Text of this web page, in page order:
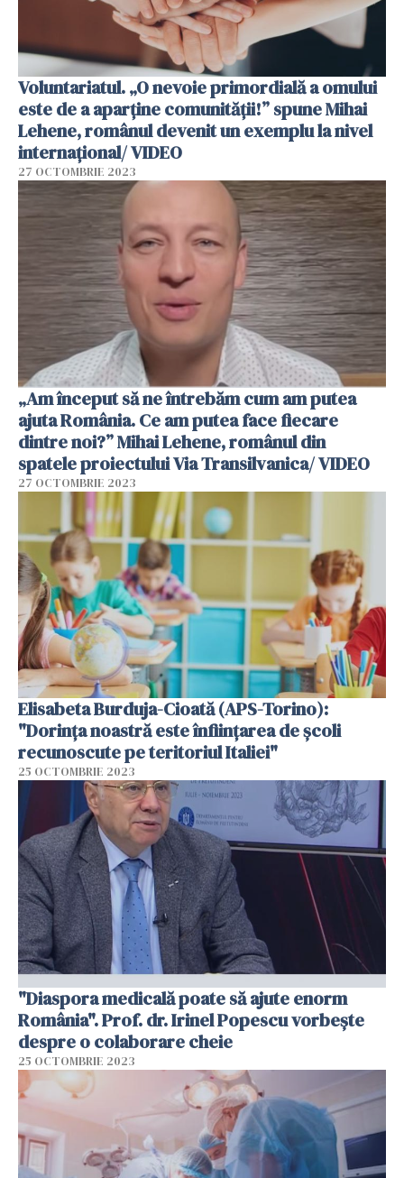
Voluntariatul. „O nevoie primordială a omului
este de a aparține comunității!” spune Mihai
Lehene, românul devenit un exemplu la nivel
internațional/ VIDEO
27 OCTOMBRIE 2023
„Am început să ne întrebăm cum am putea
ajuta România. Ce am putea face fiecare
dintre noi?” Mihai Lehene, românul din
spatele proiectului Via Transilvanica/ VIDEO
27 OCTOMBRIE 2023
Elisabeta Burduja-Cioată (APS-Torino):
"Dorința noastră este înființarea de școli
recunoscute pe teritoriul Italiei"
25 OCTOMBRIE 2023
"Diaspora medicală poate să ajute enorm
România". Prof. dr. Irinel Popescu vorbește
despre o colaborare cheie
25 OCTOMBRIE 2023